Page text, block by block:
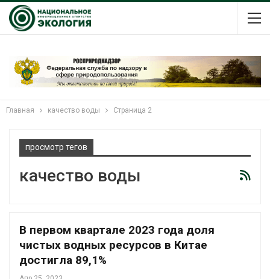
Главная качество воды Страница 2
просмотр тегов
качество воды
В первом квартале 2023 года доля
чистых водных ресурсов в Китае
достигла 89,1%